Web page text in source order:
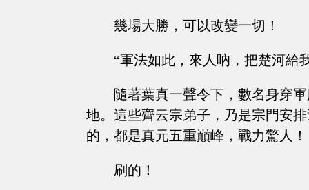
幾場大勝，可以改變一切！
“軍法如此，來人吶，把楚河給
隨著葉真一聲令下，數名身穿
地。這些齊云宗弟子，乃是宗門安
的，都是真元五重巔峰，戰力驚人！
刷的！